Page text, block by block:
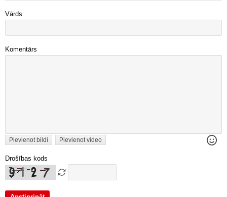
Vārds
Komentārs
Pievienot bildi Pievienot video
Drošības kods